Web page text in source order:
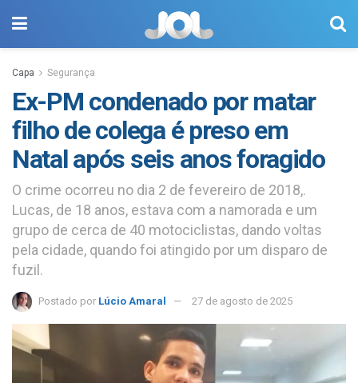
Capa Segurança
Ex-PM condenado por matar
filho de colega é preso em
Natal após seis anos foragido
O crime ocorreu no dia 2 de fevereiro de 2018,.
Lucas, de 18 anos, estava com a namorada e um
grupo de cerca de 40 motociclistas, dando voltas
pela cidade, quando foi atingido por um disparo de
fuzil.
Postado por Lúcio Amaral 27 de agosto de 2025